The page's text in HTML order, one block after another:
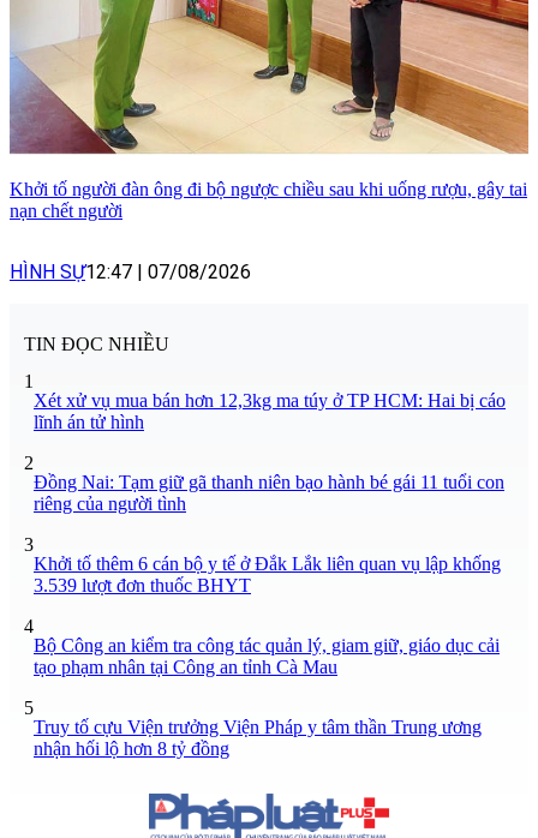
Khởi tố người đàn ông đi bộ ngược chiều sau khi uống rượu, gây tai
nạn chết người
HÌNH SỰ12:47 | 07/08/2026
TIN ĐỌC NHIỀU
1
Xét xử vụ mua bán hơn 12,3kg ma túy ở TP HCM: Hai bị cáo
lĩnh án tử hình
2
Đồng Nai: Tạm giữ gã thanh niên bạo hành bé gái 11 tuổi con
riêng của người tình
3
Khởi tố thêm 6 cán bộ y tế ở Đắk Lắk liên quan vụ lập khống
3.539 lượt đơn thuốc BHYT
4
Bộ Công an kiểm tra công tác quản lý, giam giữ, giáo dục cải
tạo phạm nhân tại Công an tỉnh Cà Mau
5
Truy tố cựu Viện trưởng Viện Pháp y tâm thần Trung ương
nhận hối lộ hơn 8 tỷ đồng